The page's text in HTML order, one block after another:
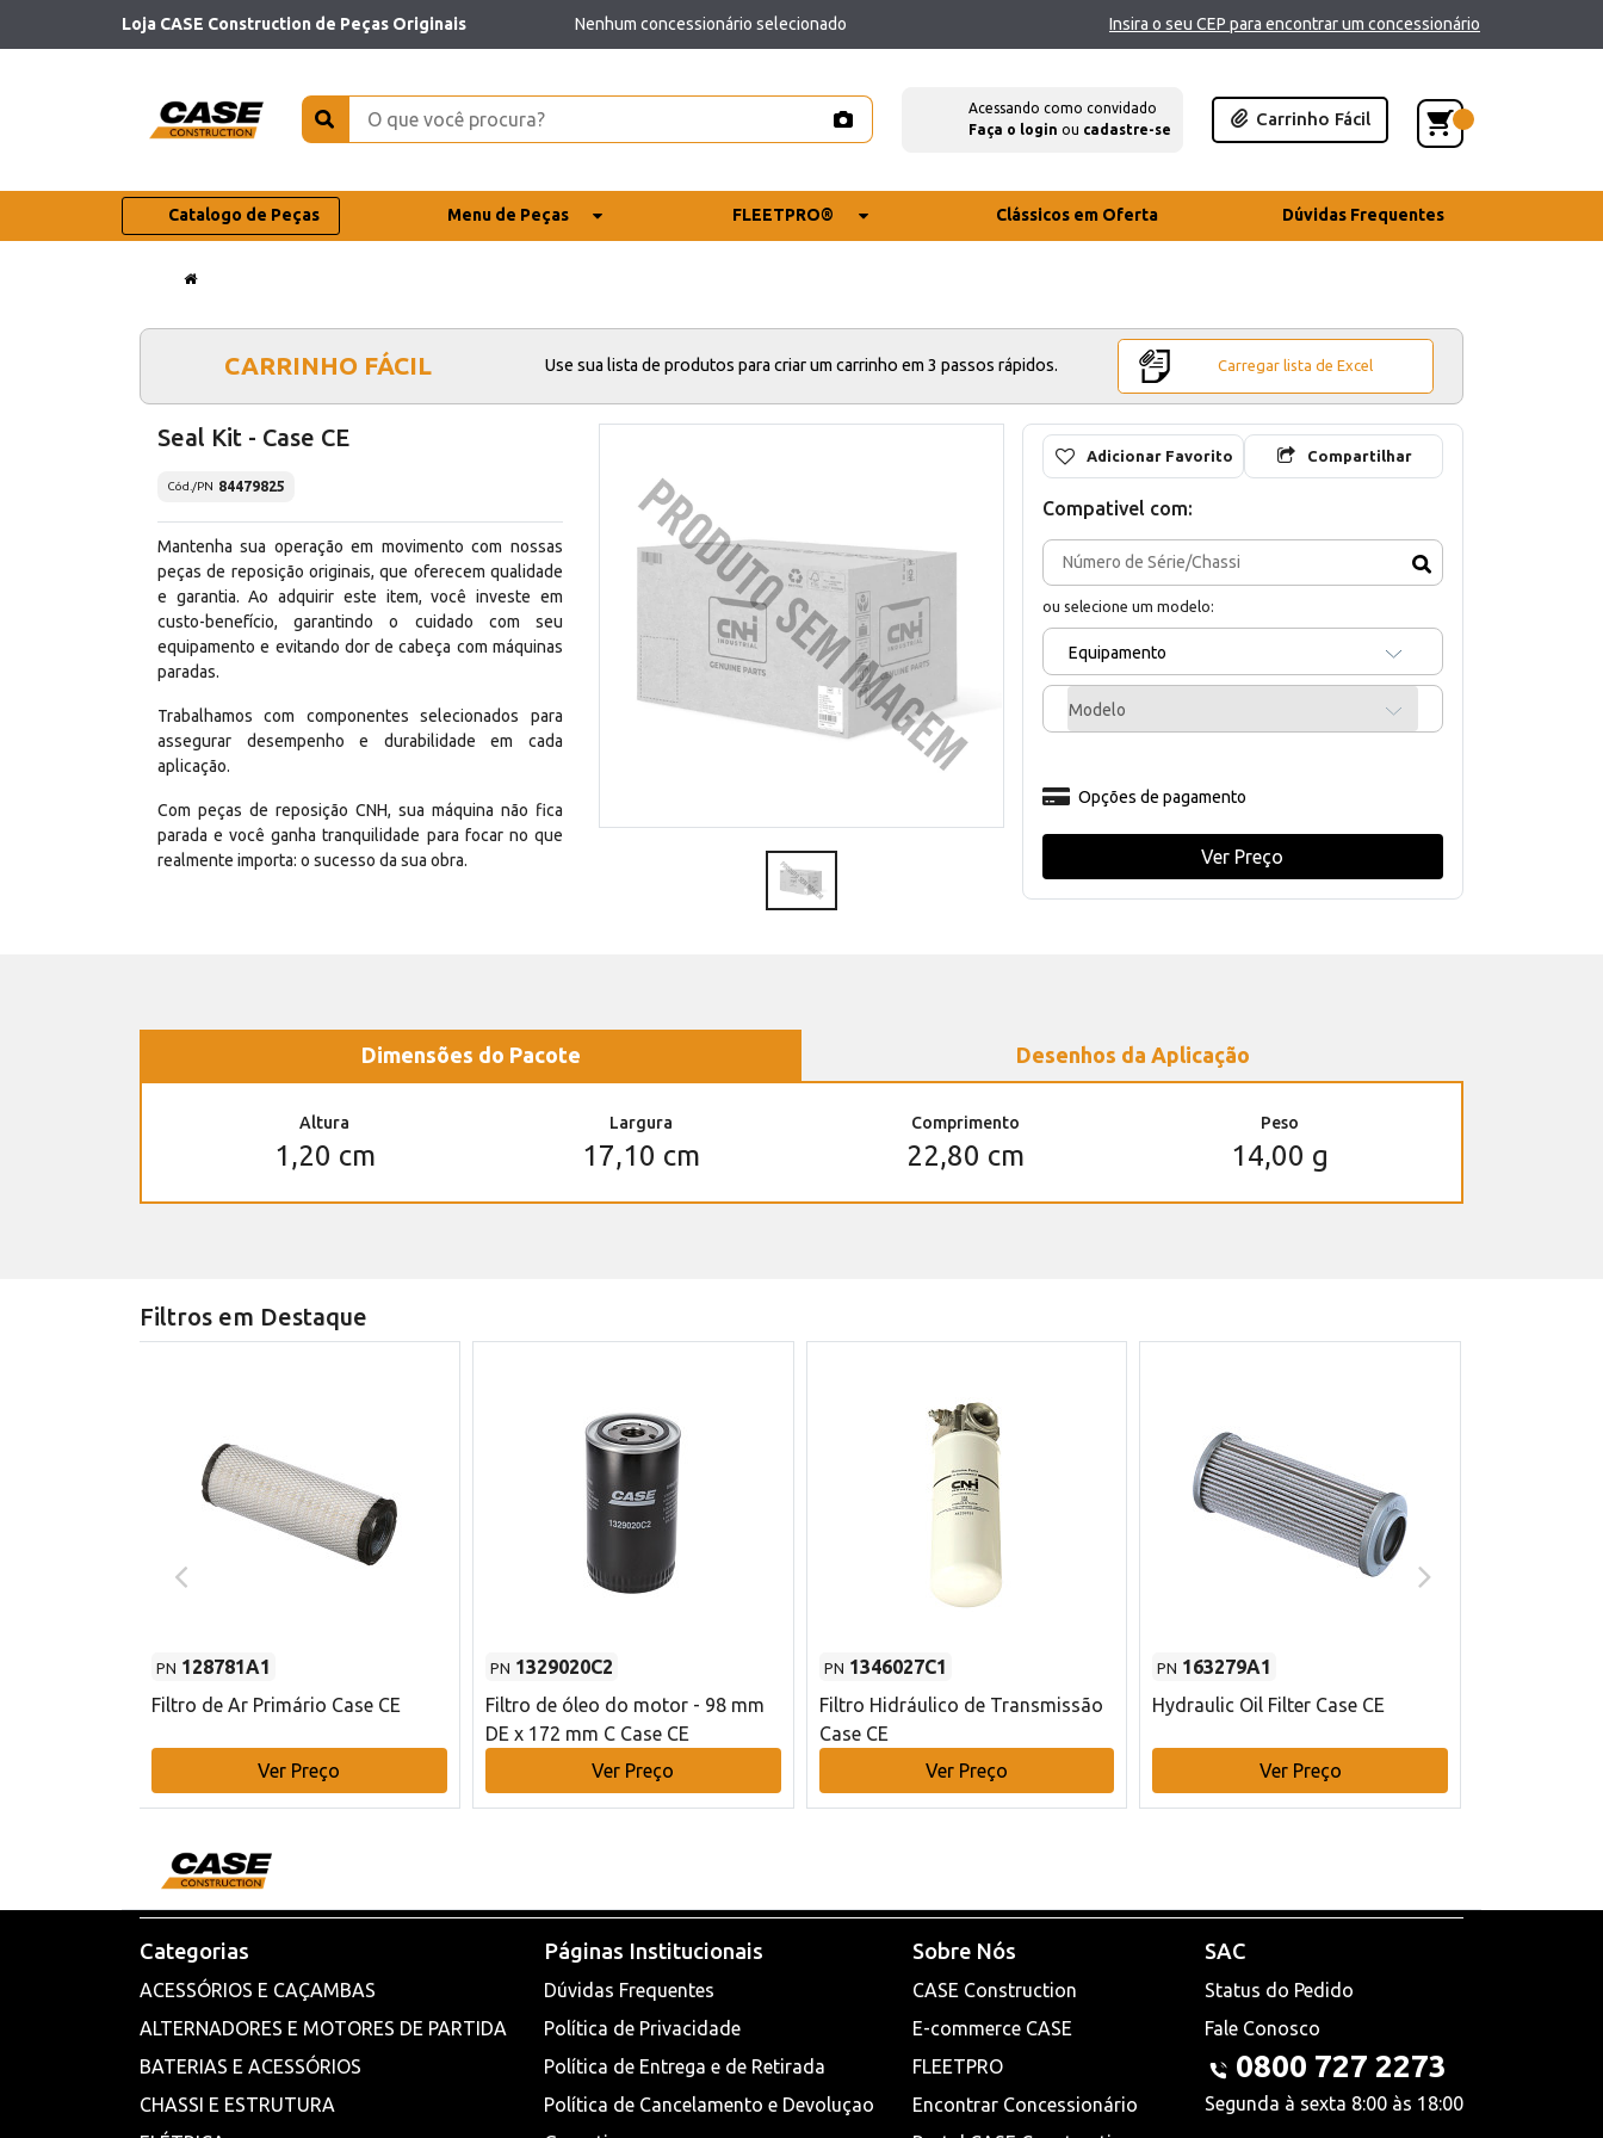
Loja CASE Construction de Peças Originais Nenhum concessionário selecionado Insira o seu CEP para encontrar um concessionário
Acessando como convidado
Faça o login ou cadastre-se
Carrinho Fácil
Catalogo de Peças Menu de Peças FLEETPRO® Clássicos em Oferta Dúvidas Frequentes
CARRINHO FÁCIL Use sua lista de produtos para criar um carrinho em 3 passos rápidos. Carregar lista de Excel
Seal Kit - Case CE
Cód./PN 84479825
Mantenha sua operação em movimento com nossas
peças de reposição originais, que oferecem qualidade
e garantia. Ao adquirir este item, você investe em
custo-benefício, garantindo o cuidado com seu
equipamento e evitando dor de cabeça com máquinas
paradas.
Trabalhamos com componentes selecionados para
assegurar desempenho e durabilidade em cada
aplicação.
Com peças de reposição CNH, sua máquina não fica
parada e você ganha tranquilidade para focar no que
realmente importa: o sucesso da sua obra.
Adicionar Favorito Compartilhar
Compativel com:
ou selecione um modelo:
Equipamento
Modelo
Opções de pagamento
Ver Preço
Dimensões do Pacote Desenhos da Aplicação
Altura
1,20 cm
Largura
17,10 cm
Comprimento
22,80 cm
Peso
14,00 g
Filtros em Destaque
PN 128781A1
Filtro de Ar Primário Case CE
Ver Preço
PN 1329020C2
Filtro de óleo do motor - 98 mm
DE x 172 mm C Case CE
Ver Preço
PN 1346027C1
Filtro Hidráulico de Transmissão
Case CE
Ver Preço
PN 163279A1
Hydraulic Oil Filter Case CE
Ver Preço
Categorias
ACESSÓRIOS E CAÇAMBAS
ALTERNADORES E MOTORES DE PARTIDA
BATERIAS E ACESSÓRIOS
CHASSI E ESTRUTURA
Páginas Institucionais
Dúvidas Frequentes
Política de Privacidade
Política de Entrega e de Retirada
Política de Cancelamento e Devoluçao
Sobre Nós
CASE Construction
E-commerce CASE
FLEETPRO
Encontrar Concessionário
SAC
Status do Pedido
Fale Conosco
0800 727 2273
Segunda à sexta 8:00 às 18:00